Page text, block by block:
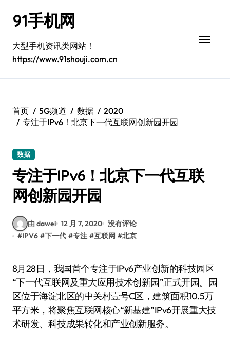
91手机网
大型手机资讯类网站！
https://www.91shouji.com.cn
首页 5G频道 数据
2020
专注于IPv6！北京下一代互联网创新园开园
数据
专注于IPv6！北京下一代互联
网创新园开园
由 dawei 12 月 7, 2020 没有评论
#IPV6 #下一代 #专注 #互联网 #北京
8月28日，我国首个专注于IPv6产业创新的科技园区
“下一代互联网及重大应用技术创新园”正式开园。园
区位于海淀北区的中关村壹号C区，建筑面积10.5万
平方米，将聚焦互联网核心“新基建”IPv6开展重大技
术研发、科技成果转化和产业创新服务。